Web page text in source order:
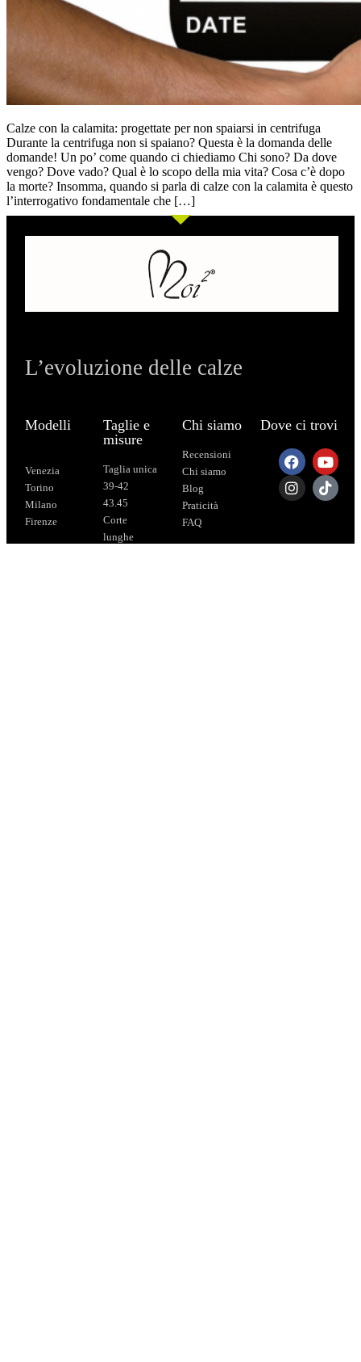
Calze con la calamita: progettate per non spaiarsi in centrifuga
Durante la centrifuga non si spaiano? Questa è la domanda delle
domande! Un po’ come quando ci chiediamo Chi sono? Da dove
vengo? Dove vado? Qual è lo scopo della mia vita? Cosa c’è dopo
la morte? Insomma, quando si parla di calze con la calamita è questo
l’interrogativo fondamentale che […]
L’evoluzione delle calze
Modelli
Venezia
Torino
Milano
Firenze
Taglie e
misure
Taglia unica
39-42
43.45
Corte
lunghe
Chi siamo
Recensioni
Chi siamo
Blog
Praticità
FAQ
Dove ci trovi